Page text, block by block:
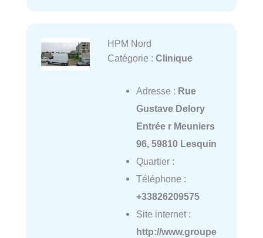
HPM Nord
Catégorie : Clinique
Adresse : Rue
Gustave Delory
Entrée r Meuniers
96, 59810 Lesquin
Quartier :
Téléphone :
+33826209575
Site internet :
http://www.groupe